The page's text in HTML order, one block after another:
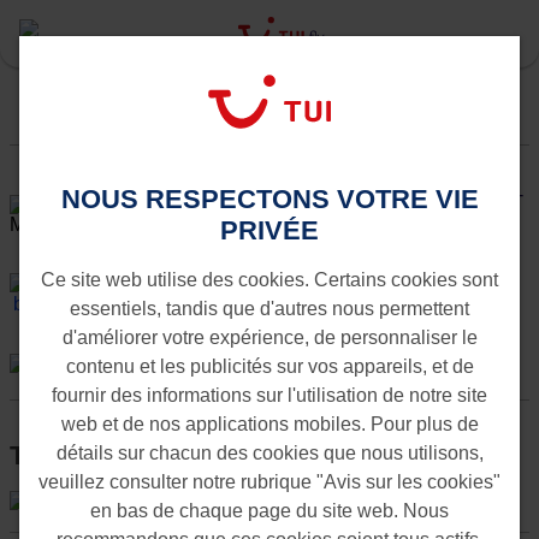
Toujours au courant des dernières nouvelles?Inscrivez-
>
TUI België
Téléchargez l’appli TUI fly
NOUS RESPECTONS VOTRE VIE
PRIVÉE
Ce site web utilise des cookies. Certains cookies sont
essentiels, tandis que d'autres nous permettent
d'améliorer votre expérience, de personnaliser le
contenu et les publicités sur vos appareils, et de
fournir des informations sur l'utilisation de notre site
web et de nos applications mobiles. Pour plus de
détails sur chacun des cookies que nous utilisons,
veuillez consulter notre rubrique "Avis sur les cookies"
en bas de chaque page du site web. Nous